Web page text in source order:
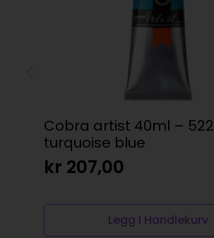
Cobra artist 40ml – 522
turquoise blue
kr 207,00
Legg I Handlekurv